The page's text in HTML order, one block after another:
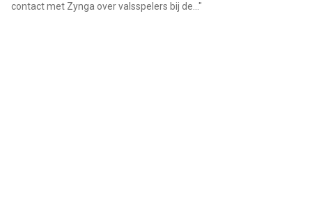
contact met Zynga over valsspelers bij de... "